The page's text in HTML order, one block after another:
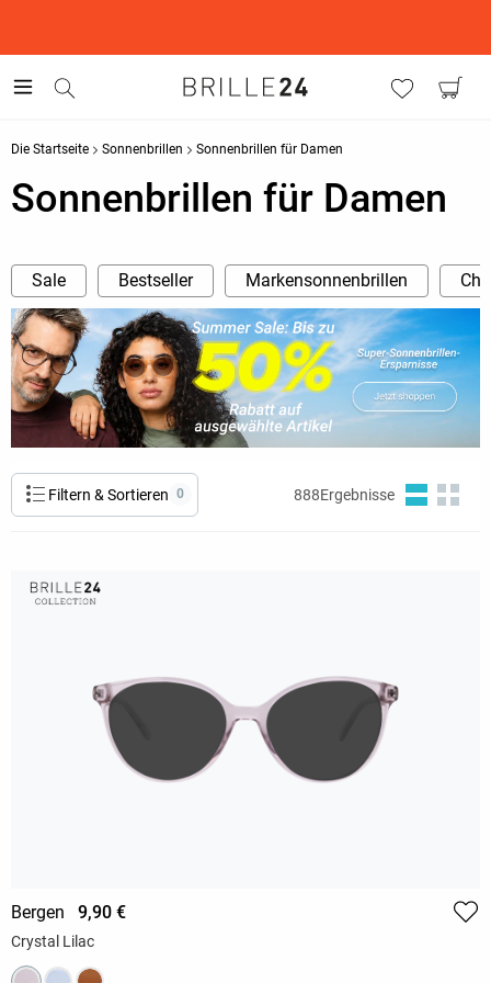
Die Startseite Sonnenbrillen Sonnenbrillen für Damen
Sonnenbrillen für Damen
Sale Bestseller Markensonnenbrillen
Filtern & Sortieren 0 888Ergebnisse
Bergen 9,90 €
Crystal Lilac